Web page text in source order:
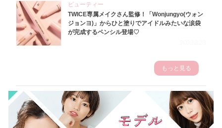
ビューティー
TWICE専属メイクさん監修！「Wonjungyo(ウォン
ジョンヨ)」からひと塗りでアイドルみたいな涙袋
が完成するペンシル登場♡
もっと見る